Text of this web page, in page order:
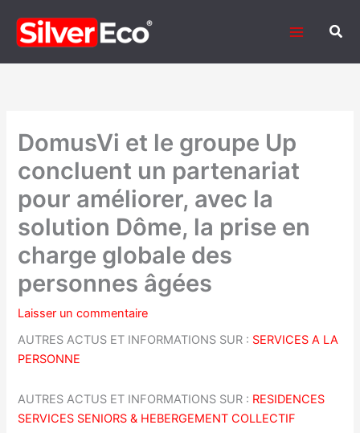
contenu
DomusVi et le groupe Up
concluent un partenariat
pour améliorer, avec la
solution Dôme, la prise en
charge globale des
personnes âgées
Laisser un commentaire
AUTRES ACTUS ET INFORMATIONS SUR : SERVICES A LA
PERSONNE
AUTRES ACTUS ET INFORMATIONS SUR : RESIDENCES
SERVICES SENIORS & HEBERGEMENT COLLECTIF